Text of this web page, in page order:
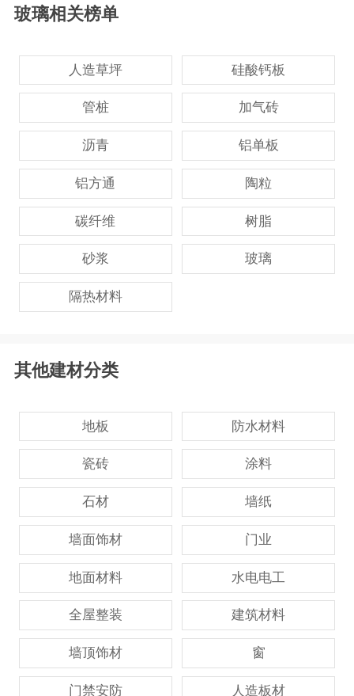
玻璃相关榜单
人造草坪 硅酸钙板
管桩 加气砖
沥青 铝单板
铝方通 陶粒
碳纤维 树脂
砂浆 玻璃
隔热材料
其他建材分类
地板 防水材料
瓷砖 涂料
石材 墙纸
墙面饰材 门业
地面材料 水电电工
全屋整装 建筑材料
墙顶饰材 窗
门禁安防 人造板材